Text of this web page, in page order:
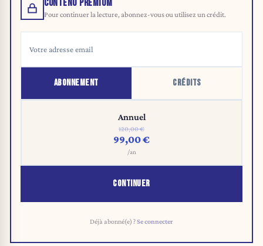
CONTENU PREMIUM
Pour continuer la lecture, abonnez-vous ou utilisez un crédit.
ABONNEMENT CRÉDITS
Annuel
120,00 €
99,00 €
/an
CONTINUER
Déjà abonné(e) ?Se connecter